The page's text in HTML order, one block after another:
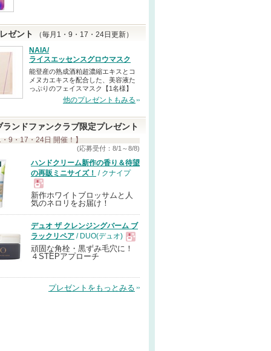
ゼント
（毎月1・9・17・24日更新）
NAIA/
ライスエッセンスグロウマスク
能登産の熟成酒粕超濃縮エキスとコ
メヌカエキスを配合した、美容液た
っぷりのフェイスマスク【1名様】
他のプレゼントもみる
ランドファンクラブ限定プレゼント
・9・17・24日 開催！】
(応募受付：8/1～8/8)
ハンドクリーム新作の香り＆待望
の再販ミニサイズ！
/ クナイプ
現
品
新作ホワイトブロッサムと人
気のネロリをお届け！
デュオ ザ クレンジングバーム ブ
ラックリペア / DUO(デュオ)
現
品
頑固な角栓・黒ずみ毛穴に！
４STEPアプローチ
プレゼントをもっとみる